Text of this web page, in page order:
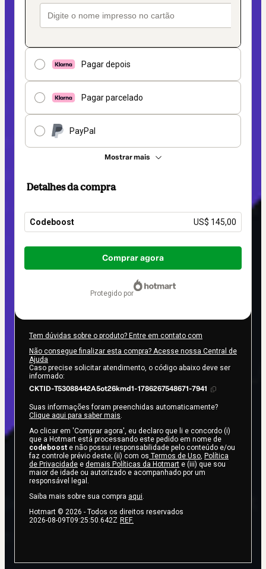
Pagar depois
Pagar parcelado
PayPal
Mostrar mais
Detalhes da compra
Codeboost US$ 145,00
Total
US$ 145,00
Comprar agora
protegido por
Tem dúvidas sobre o produto? Entre em contato com
Não consegue finalizar esta compra? Acesse nossa Central de
Ajuda
Caso precise solicitar atendimento, o código abaixo deve ser
informado:
CKTID-T53088442A5ot26kmd1-1786267548671-7941
Suas informações foram preenchidas automaticamente?
Clique aqui para saber mais.
Ao clicar em 'Comprar agora', eu declaro que li e concordo (i)
que a Hotmart está processando este pedido em nome de
codeboost e não possui responsabilidade pelo conteúdo e/ou
faz controle prévio deste; (ii) com os Termos de Uso, Política
de Privacidade e demais Políticas da Hotmart e (iii) que sou
maior de idade ou autorizado e acompanhado por um
responsável legal.
Saiba mais sobre sua compra aqui.
Hotmart © 2026 - Todos os direitos reservados
2026-08-09T09:25:50.642Z REF.